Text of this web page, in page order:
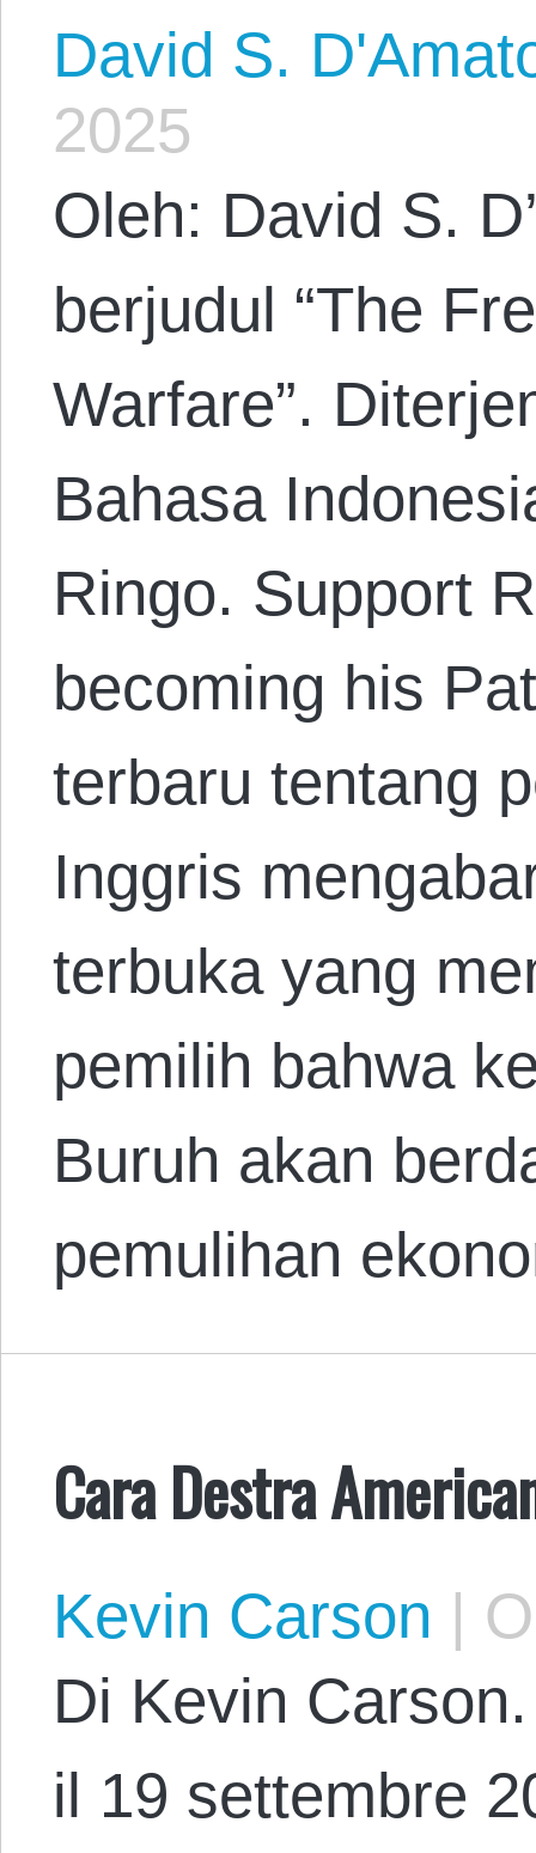
David S.
2025
Oleh: David S.
berjudul “The
Warfare”.
Bahasa
Ringo. Support
becoming his
terbaru tentang
Inggris
terbuka yang
pemilih bahwa
Buruh akan
pemulihan
Cara Destra
Kevin Carson |
Di Kevin
il 19 settembre